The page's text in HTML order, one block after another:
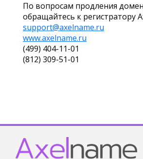
По вопросам продления
обращайтесь к регистратору
support@axelname.ru
www.axelname.ru
(499) 404-11-01
(812) 309-51-01